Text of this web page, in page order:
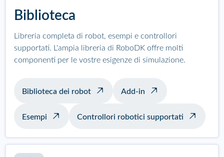
Biblioteca
Libreria completa di robot, esempi e controllori
supportati. L'ampia libreria di RoboDK offre molti
componenti per le vostre esigenze di simulazione.
Biblioteca dei robot Add-in
Esempi Controllori robotici supportati